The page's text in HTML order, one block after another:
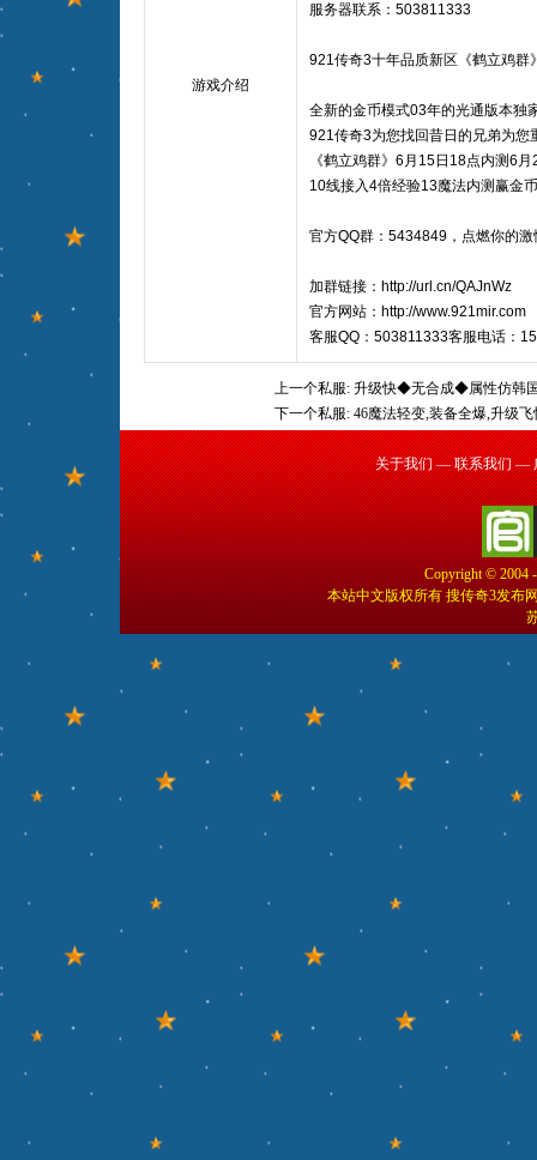
游戏介绍
服务器联系：503811333
921传奇3十年品质新区《鹤立鸡群
全新的金币模式03年的光通版本独
921传奇3为您找回昔日的兄弟为您
《鹤立鸡群》6月15日18点内测6
10线接入4倍经验13魔法内测赢金
官方QQ群：5434849，点燃你的激
加群链接：http://url.cn/QAJnWz
官方网站：http://www.921mir.com
客服QQ：503811333客服电话：
上一个私服: 升级快◆无合成◆属性仿韩
下一个私服: 46魔法轻变,装备全爆,升级
关于我们 — 联系我们 —
Copyright © 2004
本站中文版权所有 搜传奇3发布